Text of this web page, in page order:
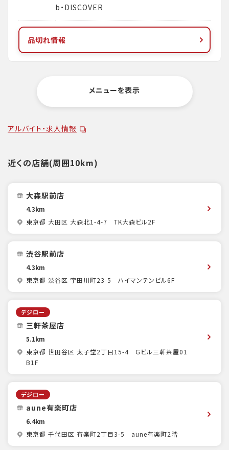
b・DISCOVER
品切れ情報
メニューを表示
アルバイト・求人情報
近くの店舗(周囲10km)
大森駅前店
4.3km
東京都 大田区 大森北1-4-7 TK大森ビル2F
渋谷駅前店
4.3km
東京都 渋谷区 宇田川町23-5 ハイマンテンビル6F
デジロー
三軒茶屋店
5.1km
東京都 世田谷区 太子堂2丁目15-4 Gビル三軒茶屋01
B1F
デジロー
aune有楽町店
6.4km
東京都 千代田区 有楽町2丁目3-5 aune有楽町2階